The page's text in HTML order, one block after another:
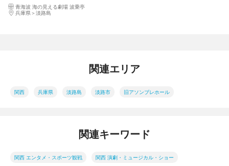
青海波 海の見える劇場 波乗亭
兵庫県
淡路島
関連エリア
関西 兵庫県 淡路島 淡路市 旧アソンブレホール
関連キーワード
関西 エンタメ・スポーツ観戦 関西 演劇・ミュージカル・ショー